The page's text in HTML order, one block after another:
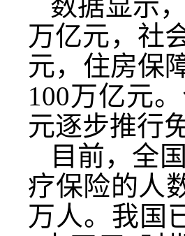
万亿元，社
元，住房保
100万亿元
元逐步推行
目前，全
疗保险的人
万人。我国